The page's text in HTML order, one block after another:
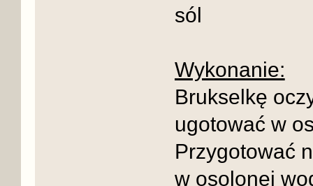
sól
Wykonanie:
Brukselkę
ugotować w
Przygotować
w osolonej